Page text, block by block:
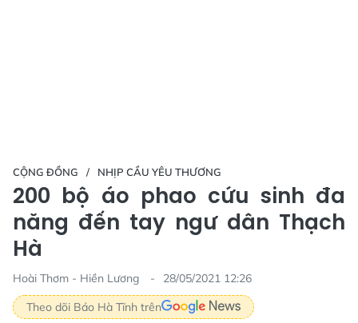
CỘNG ĐỒNG NHỊP CẦU YÊU THƯƠNG
200 bộ áo phao cứu sinh đa
năng đến tay ngư dân Thạch
Hà
Hoài Thơm - Hiền Lương
28/05/2021 12:26
Theo dõi Báo Hà Tĩnh trên